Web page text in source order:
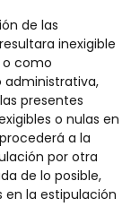
de las
inexigible
o como
administrativa,
presentes
o nulas en
a la
por otra
de lo posible,
en la estipulación